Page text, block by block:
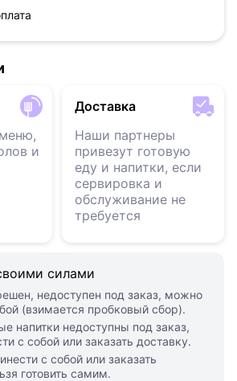
и
Доставка
Наши партнеры
привезут готовую
еду и напитки, если
сервировка и
обслуживание не
требуется
силами
недоступен под заказ, можно
(взимается пробковый сбор).
напитки недоступны под заказ,
с собой или заказать доставку.
с собой или заказать
готовить самим.